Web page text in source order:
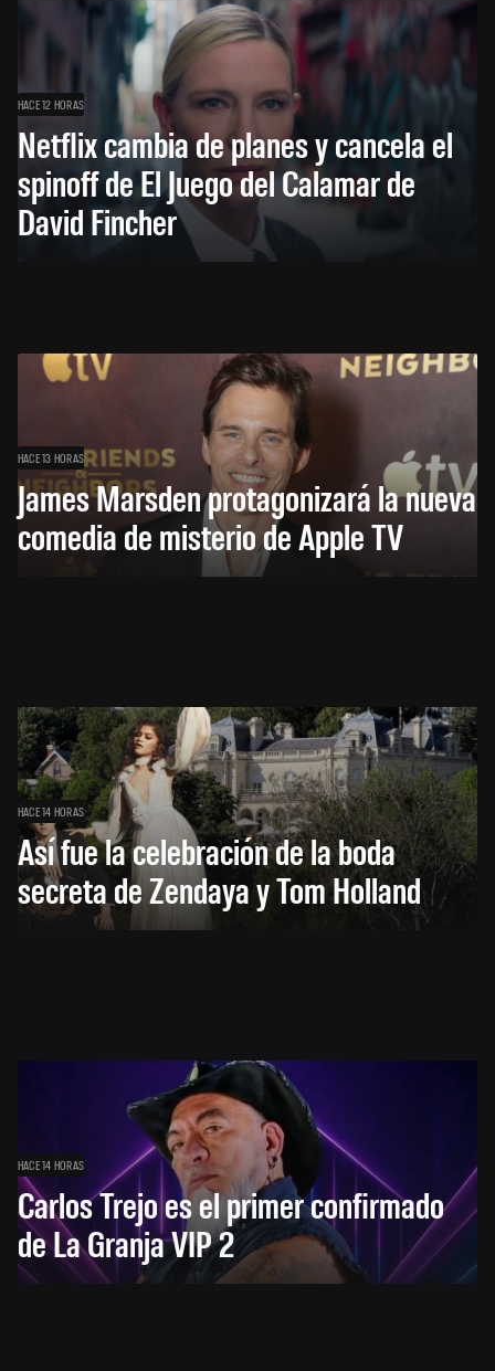
HACE 12 HORAS
Netflix cambia de planes y cancela el
spinoff de El Juego del Calamar de
David Fincher
HACE 13 HORAS
James Marsden protagonizará la nueva
comedia de misterio de Apple TV
HACE 14 HORAS
Así fue la celebración de la boda
secreta de Zendaya y Tom Holland
HACE 14 HORAS
Carlos Trejo es el primer confirmado
de La Granja VIP 2